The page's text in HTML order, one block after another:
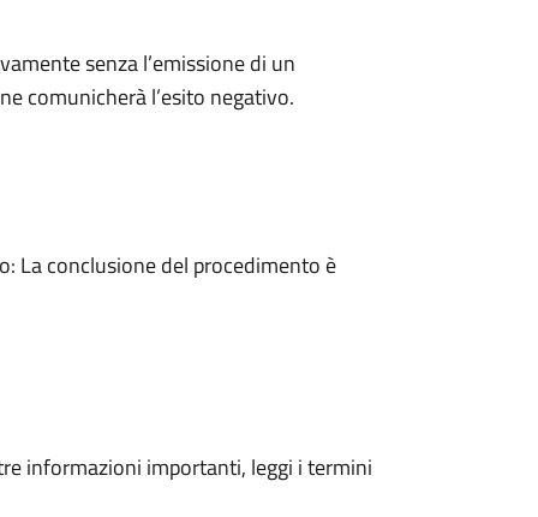
senza l’emissione di un
comunicherà l’esito negativo.
La conclusione del procedimento è
informazioni importanti, leggi i termini